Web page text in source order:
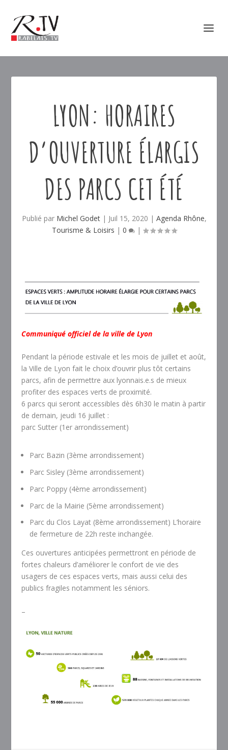
LYON: HORAIRES
D’OUVERTURE ÉLARGIS
DES PARCS CET ÉTÉ
Publié par Michel Godet| Juil 15, 2020 | Agenda Rhône,
Tourisme & Loisirs | 0 |
Communiqué officiel de la ville de Lyon
Pendant la période estivale et les mois de juillet et août,
la Ville de Lyon fait le choix d’ouvrir plus tôt certains
parcs, afin de permettre aux lyonnais.e.s de mieux
profiter des espaces verts de proximité.
6 parcs qui seront accessibles dès 6h30 le matin à partir
de demain, jeudi 16 juillet :
parc Sutter (1er arrondissement)
Parc Bazin (3ème arrondissement)
Parc Sisley (3ème arrondissement)
Parc Poppy (4ème arrondissement)
Parc de la Mairie (5ème arrondissement)
Parc du Clos Layat (8ème arrondissement) L’horaire
de fermeture de 22h reste inchangée.
Ces ouvertures anticipées permettront en période de
fortes chaleurs d’améliorer le confort de vie des
usagers de ces espaces verts, mais aussi celui des
publics fragiles notamment les séniors.
–